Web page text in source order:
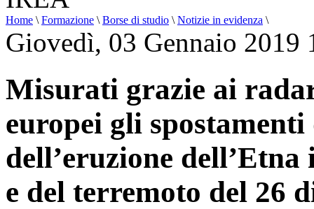
Home \ Formazione \ Borse di studio \ Notizie in evidenza \
Giovedì, 03 Gennaio 2019
Misurati grazie ai
europei gli
dell’eruzione
e del terremoto del 26